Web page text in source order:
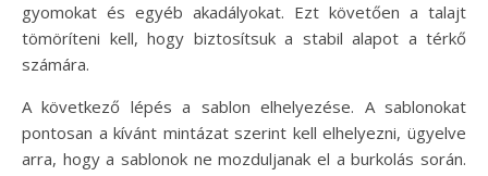
gyomokat és egyéb akadályokat. Ezt követően a talajt
tömöríteni kell, hogy biztosítsuk a stabil alapot a térkő
számára.
A következő lépés a sablon elhelyezése. A sablonokat
pontosan a kívánt mintázat szerint kell elhelyezni, ügyelve
arra, hogy a sablonok ne mozduljanak el a burkolás során.